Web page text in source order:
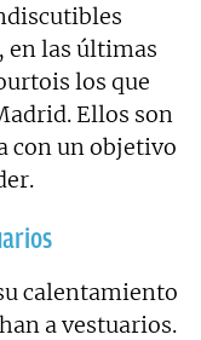
en las últimas
los que
Ellos son
con un objetivo
calentamiento
a vestuarios.